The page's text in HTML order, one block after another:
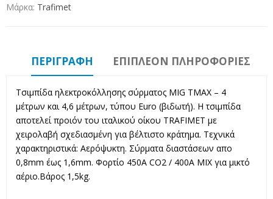
Μάρκα: Trafimet
ΠΕΡΙΓΡΑΦΉ ΕΠΙΠΛΈΟΝ ΠΛΗΡΟΦΟΡΊΕΣ
Τσιμπίδα ηλεκτροκόλλησης σύρματος MIG TMAX – 4
μέτρων και 4,6 μέτρων, τύπου Euro (βιδωτή). Η τσιμπίδα
αποτελεί προιόν του ιταλικού οίκου TRAFIMET με
χειρολαβή σχεδιασμένη για βέλτιστο κράτημα. Τεχνικά
χαρακτηριστικά: Αερόψυκτη. Σύρματα διαστάσεων απο
0,8mm έως 1,6mm. Φορτίο 450A CO2 / 400A MIX για μικτό
αέριο.Βάρος 1,5kg.